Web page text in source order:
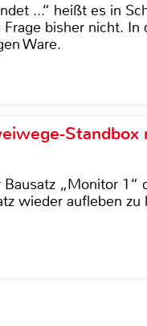
...“ heißt es in
bisher nicht. In
Ware.
„Monitor 1“
wieder aufleben zu